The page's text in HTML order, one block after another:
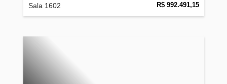
Sala 1602 R$ 992.491,15